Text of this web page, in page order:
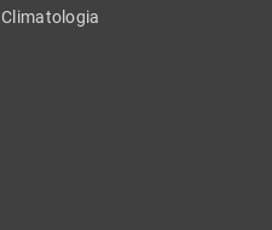
Climatologia